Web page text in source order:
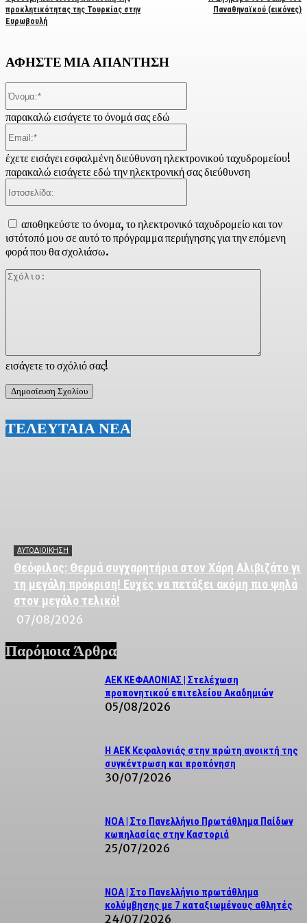
προκλητικότητας της Τουρκίας στην
Ευρωβουλή
Παναθηναϊκού (εικόνες)
ΑΦΗΣΤΕ ΜΙΑ ΑΠΑΝΤΗΣΗ
εισάγετε το σχόλιό σας!
παρακαλώ εισάγετε το όνομά σας εδώ
έχετε εισάγει εσφαλμένη διεύθυνση ηλεκτρονικού ταχυδρομείου!
παρακαλώ εισάγετε εδώ την ηλεκτρονική σας διεύθυνση
αποθηκεύστε το όνομα, το ηλεκτρονικό ταχυδρομείο και τον
ιστότοπό μου σε αυτό το πρόγραμμα περιήγησης για την επόμενη
φορά που θα σχολιάσω.
ΤΕΛΕΥΤΑΙΑ ΝΕΑ
ΑΥΤΟΔΙΟΙΚΗΣΗ
Θεόφιλος: Θερμά συγχαρητήρια στον Χάρη Αλιβιζάτο για
τη μεγάλη πρόκριση! Ευχές να πετάξει ακόμη πιο ψηλά
στον μεγάλο τελικό!
07/08/2026
Παρόμοια Άρθρα
ΑΕΚ ΚΕΦΑΛΟΝΙΑΣ | Στελέχωση
προπονητικού επιτελείου Ακαδημιών
05/08/2026
Η ΑΕΚ Κεφαλονιάς στην πρώτη ανοικτή της
συγκέντρωση και προπόνηση
30/07/2026
NOA | Στο Πανελλήνιο Πρωτάθλημα Παίδων
κωπηλασίας στην Καστοριά
25/07/2026
ΝΟΑ | Στο Πανελλήνιο πρωτάθλημα
κολύμβησης με 7 καταξιωμένους αθλητές
24/07/2026